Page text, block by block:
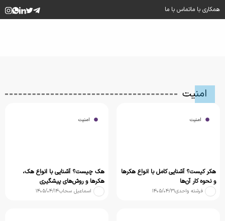
همکاری با ماتماس با ما
امنیت
امنیت
هکر کیست؟ آشنایی کامل با انواع هکرها
و نحوه کار آن‌ها
فرشته واحدی۱۴۰۵/۰۴/۳۱
امنیت
هک چیست؟ آشنایی با انواع هک،
هکرها و روش‌های پیشگیری
اسماعیل سحاب۱۴۰۵/۰۴/۱۴